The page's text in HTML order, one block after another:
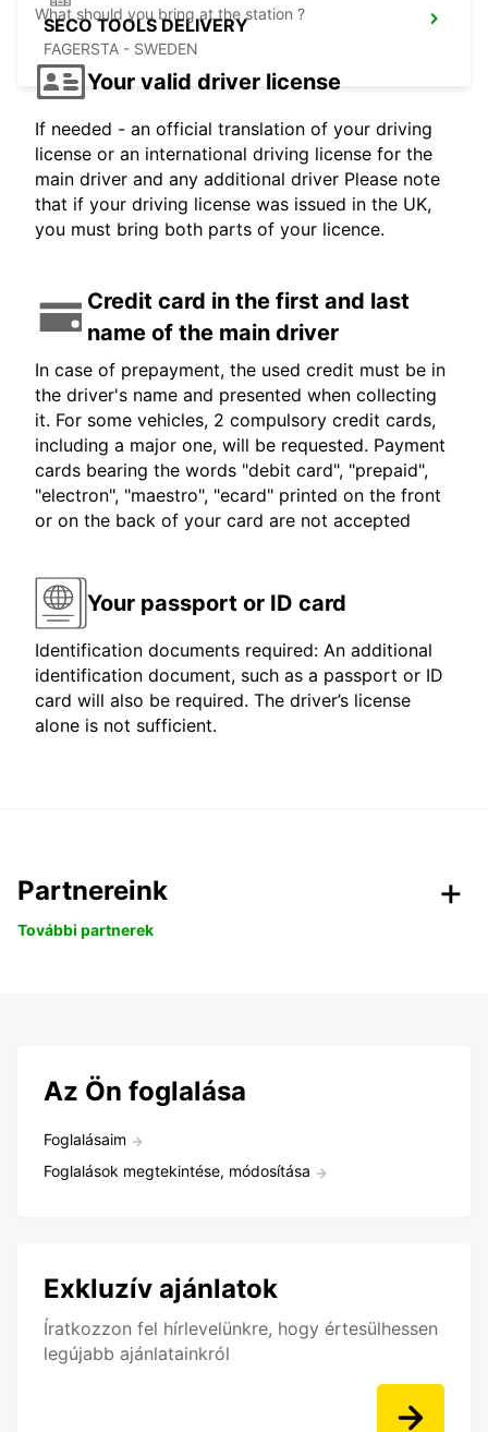
SECO TOOLS DELIVERY
FAGERSTA - SWEDEN
What should you bring at the station ?
Your valid driver license
If needed - an official translation of your driving
license or an international driving license for the
main driver and any additional driver Please note
that if your driving license was issued in the UK,
you must bring both parts of your licence.
Credit card in the first and last
name of the main driver
In case of prepayment, the used credit must be in
the driver's name and presented when collecting
it. For some vehicles, 2 compulsory credit cards,
including a major one, will be requested. Payment
cards bearing the words "debit card", "prepaid",
"electron", "maestro", "ecard" printed on the front
or on the back of your card are not accepted
Your passport or ID card
Identification documents required: An additional
identification document, such as a passport or ID
card will also be required. The driver’s license
alone is not sufficient.
Partnereink
További partnerek
Az Ön foglalása
Foglalásaim
Foglalások megtekintése, módosítása
Exkluzív ajánlatok
Íratkozzon fel hírlevelünkre, hogy értesülhessen
legújabb ajánlatainkról